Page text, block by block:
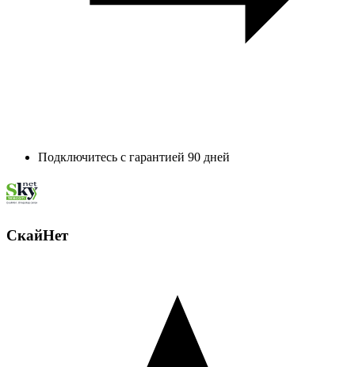
Подключитесь с гарантией 90 дней
СкайНет